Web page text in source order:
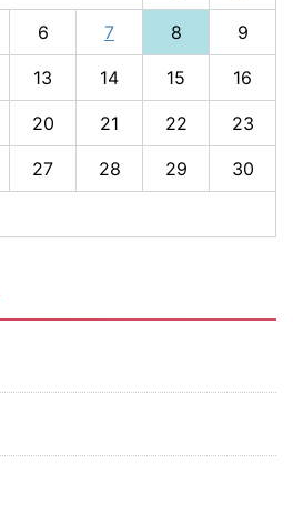
6 7 8 9
13 14 15 16
20 21 22 23
27 28 29 30